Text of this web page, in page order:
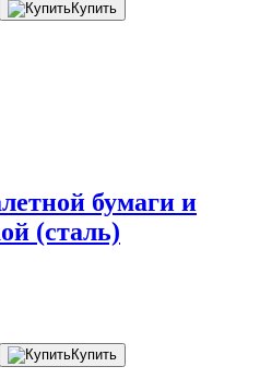
Купить
бумаги и
(сталь)
Купить